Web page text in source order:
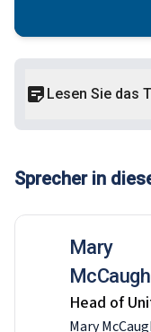
Lesen Sie das
Sprecher in
Mary
Head of
Mary